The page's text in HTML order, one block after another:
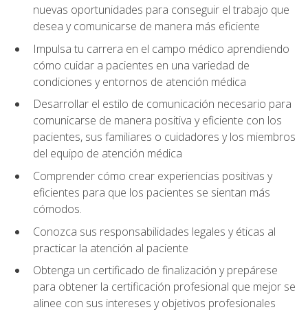
nuevas oportunidades para conseguir el trabajo que
desea y comunicarse de manera más eficiente
Impulsa tu carrera en el campo médico aprendiendo
cómo cuidar a pacientes en una variedad de
condiciones y entornos de atención médica
Desarrollar el estilo de comunicación necesario para
comunicarse de manera positiva y eficiente con los
pacientes, sus familiares o cuidadores y los miembros
del equipo de atención médica
Comprender cómo crear experiencias positivas y
eficientes para que los pacientes se sientan más
cómodos.
Conozca sus responsabilidades legales y éticas al
practicar la atención al paciente
Obtenga un certificado de finalización y prepárese
para obtener la certificación profesional que mejor se
alinee con sus intereses y objetivos profesionales